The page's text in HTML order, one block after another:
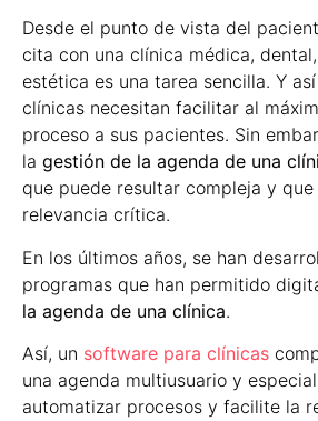
Desde el punto de vista del
cita con una clínica médica,
estética es una tarea sencilla. Y
clínicas necesitan facilitar al
proceso a sus pacientes. Sin
la gestión de la agenda de una
que puede resultar compleja y que
relevancia crítica.
En los últimos años, se han
programas que han permitido
la agenda de una clínica.
Así, un software para clínicas
una agenda multiusuario y
automatizar procesos y facilite la